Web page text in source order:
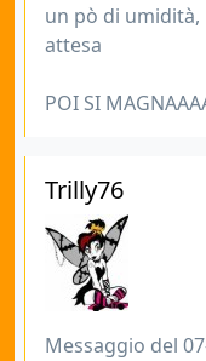
un pò di
attesa
POI SI
Trilly76
Messaggio del